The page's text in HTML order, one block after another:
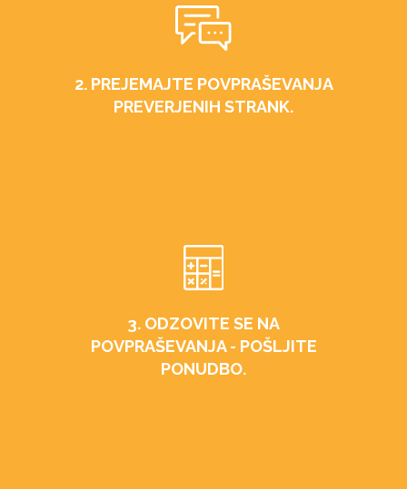
2. PREJEMAJTE POVPRAŠEVANJA
PREVERJENIH STRANK.
3. ODZOVITE SE NA
POVPRAŠEVANJA - POŠLJITE
PONUDBO.